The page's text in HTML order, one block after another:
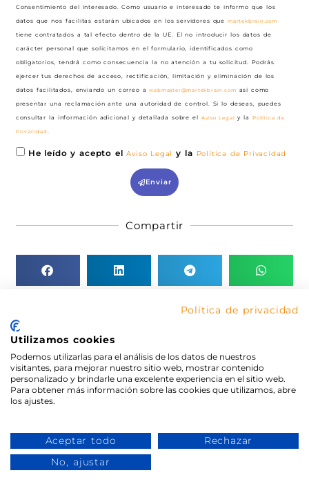
Consentimiento del interesado. Como usuario e interesado te informo que los
datos que nos facilitas estarán ubicados en los servidores que martekbrain.com
tiene contratados a tal efecto dentro de la UE. El no introducir los datos de
carácter personal que solicitamos en el formulario, identificados como
obligatorios, tendrá como consecuencia la no atención a tu solicitud. Podrás
ejercer tus derechos de acceso, rectificación, limitación y eliminación de los
datos facilitados, enviando un correo awebmaster@martekbrain.com así como
presentar una reclamación ante una autoridad de control. Si lo deseas, puedes
consultar la información adicional y detallada sobre el Aviso Legal y la Política de
Privacidad .
He leído y acepto elAviso Legal y la Política de Privacidad
Enviar
Compartir
Política de privacidad
Utilizamos cookies
Podemos utilizarlas para el análisis de los datos de nuestros
visitantes, para mejorar nuestro sitio web, mostrar contenido
personalizado y brindarle una excelente experiencia en el sitio web.
Para obtener más información sobre las cookies que utilizamos, abre
los ajustes.
Aceptar todo
Rechazar
No, ajustar